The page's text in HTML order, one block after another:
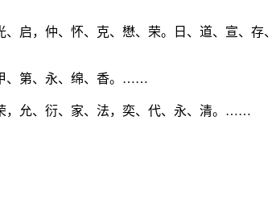
，仲、怀、克、懋、荣。日、道、宣、存、
、第、永、绵、香。……
，允、衍、家、法，奕、代、永、清。……